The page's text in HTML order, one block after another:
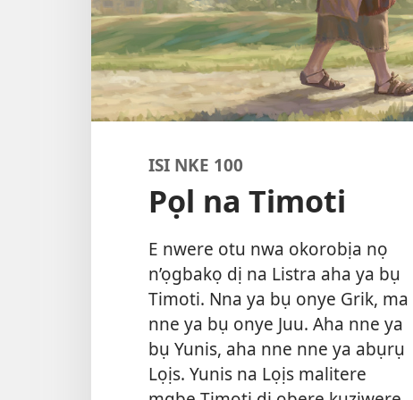
ISI NKE 100
Pọl na Timoti
E nwere otu nwa okorobịa nọ
n’ọgbakọ dị na Listra aha ya bụ
Timoti. Nna ya bụ onye Grik, ma
nne ya bụ onye Juu. Aha nne ya
bụ Yunis, aha nne nne ya abụrụ
Lọịs. Yunis na Lọịs malitere